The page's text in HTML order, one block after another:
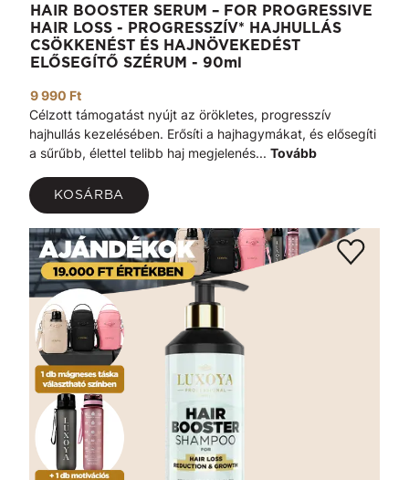
HAIR BOOSTER SERUM – FOR PROGRESSIVE
HAIR LOSS - PROGRESSZÍV* HAJHULLÁS
CSÖKKENÉST ÉS HAJNÖVEKEDÉST
ELŐSEGÍTŐ SZÉRUM - 90ml
9 990 Ft
Célzott támogatást nyújt az örökletes, progresszív
hajhullás kezelésében. Erősíti a hajhagymákat, és elősegíti
a sűrűbb, élettel telibb haj megjelenés... Tovább
KOSÁRBA